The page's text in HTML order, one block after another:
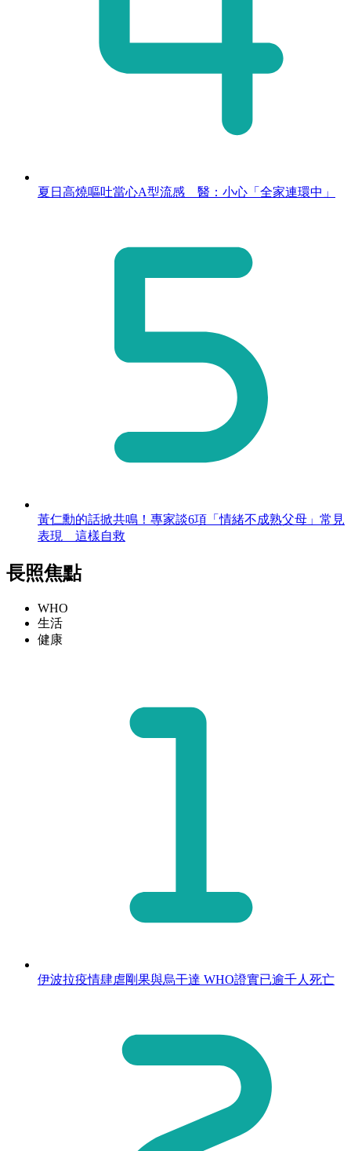
夏日高燒嘔吐當心A型流感 醫：小心「全家連環中」
黃仁勳的話掀共鳴！專家談6項「情緒不成熟父母」常見
表現 這樣自救
長照焦點
WHO
生活
健康
伊波拉疫情肆虐剛果與烏干達 WHO證實已逾千人死亡